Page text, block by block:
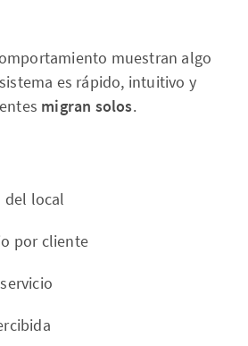
muestran algo
es rápido, intuitivo y
migran solos.
del local
por cliente